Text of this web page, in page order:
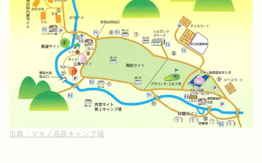
出典： マキノ高原キャンプ場